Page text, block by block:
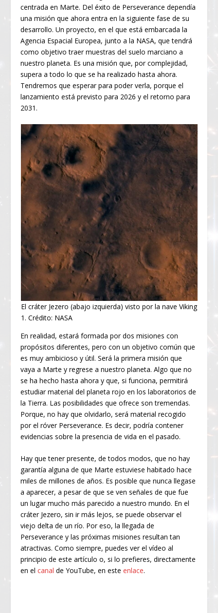
centrada en Marte. Del éxito de Perseverance dependía
una misión que ahora entra en la siguiente fase de su
desarrollo. Un proyecto, en el que está embarcada la
Agencia Espacial Europea, junto a la NASA, que tendrá
como objetivo traer muestras del suelo marciano a
nuestro planeta. Es una misión que, por complejidad,
supera a todo lo que se ha realizado hasta ahora.
Tendremos que esperar para poder verla, porque el
lanzamiento está previsto para 2026 y el retorno para
2031.
El cráter Jezero (abajo izquierda) visto por la nave Viking
1. Crédito: NASA
En realidad, estará formada por dos misiones con
propósitos diferentes, pero con un objetivo común que
es muy ambicioso y útil. Será la primera misión que
vaya a Marte y regrese a nuestro planeta. Algo que no
se ha hecho hasta ahora y que, si funciona, permitirá
estudiar material del planeta rojo en los laboratorios de
la Tierra. Las posibilidades que ofrece son tremendas.
Porque, no hay que olvidarlo, será material recogido
por el róver Perseverance. Es decir, podría contener
evidencias sobre la presencia de vida en el pasado.
Hay que tener presente, de todos modos, que no hay
garantía alguna de que Marte estuviese habitado hace
miles de millones de años. Es posible que nunca llegase
a aparecer, a pesar de que se ven señales de que fue
un lugar mucho más parecido a nuestro mundo. En el
cráter Jezero, sin ir más lejos, se puede observar el
viejo delta de un río. Por eso, la llegada de
Perseverance y las próximas misiones resultan tan
atractivas. Como siempre, puedes ver el vídeo al
principio de este artículo o, si lo prefieres, directamente
en elcanal de YouTube, en esteenlace.